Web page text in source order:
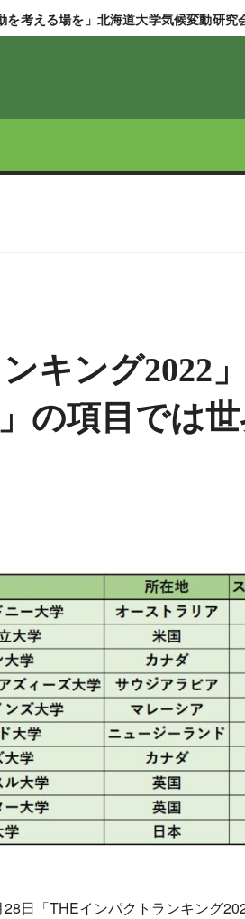
える場を」北海道大学気候変動研究会が
キング2022
の項目では
日「THEインパクトランキング